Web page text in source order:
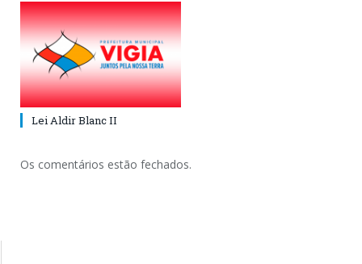
Lei Aldir Blanc II
Os comentários estão fechados.